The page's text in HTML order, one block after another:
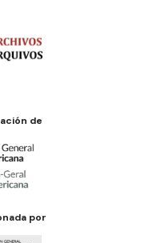
de
por